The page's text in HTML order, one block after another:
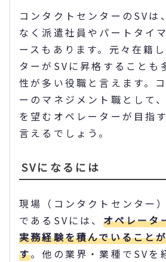
コンタクトセンターのSVは
なく派遣社員やパートタイ
ースもあります。元々在籍
ターがSVに昇格することも
性が多い役職と言えます。
ーのマネジメント職として
を望むオペレーターが目指
言えるでしょう。
SVになるには
現場（コンタクトセンター
であるSVには、 オペレータ
実務経験を積んでいること
す。他の業界・業種でSVを